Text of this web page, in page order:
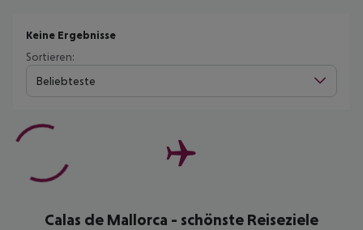
Keine Ergebnisse
Sortieren:
Beliebteste
Calas de Mallorca - schönste Reiseziele